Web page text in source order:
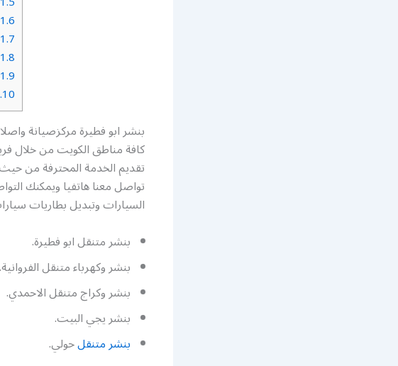
1.6.
1.7.
1.8.
1.9.
بنشر ابو فطيرة مركزصيانة
كافة مناطق الكويت من خلال
تقديم الخدمة المحترفة من
تواصل معنا هاتفيا ويمكنك
السيارات وتبديل بطاريات
بنشر متنقل ابو فطيرة.
بنشر وكهرباء متنقل الفروانية.
بنشر وكراج متنقل الاحمدي.
بنشر يجي البيت.
بنشر متنقلحولي.